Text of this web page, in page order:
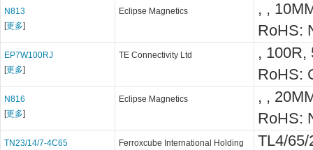
N813
[更多]
Eclipse Magnetics
, ,
RoHS:
EP7W100RJ
[更多]
TE Connectivity Ltd
, 100R,
RoHS:
N816
[更多]
Eclipse Magnetics
, ,
RoHS:
TN23/14/7-4C65
Ferroxcube International Holding
TL4/65/